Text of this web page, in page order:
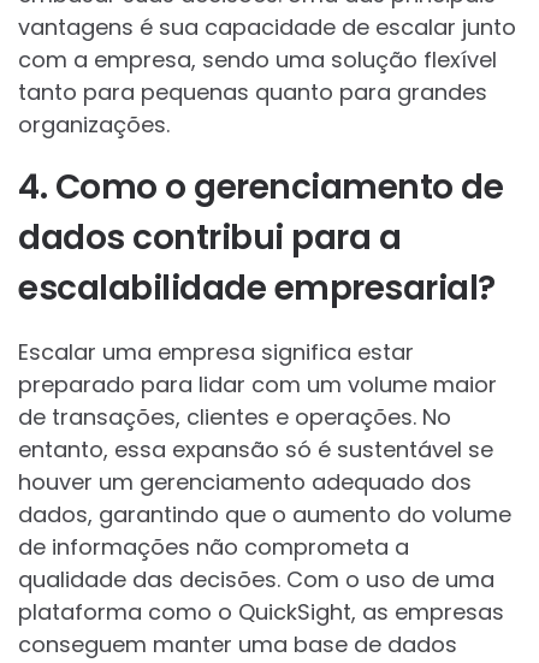
vantagens é sua capacidade de escalar junto
com a empresa, sendo uma solução flexível
tanto para pequenas quanto para grandes
organizações.
4. Como o gerenciamento de
dados contribui para a
escalabilidade empresarial?
Escalar uma empresa significa estar
preparado para lidar com um volume maior
de transações, clientes e operações. No
entanto, essa expansão só é sustentável se
houver um gerenciamento adequado dos
dados, garantindo que o aumento do volume
de informações não comprometa a
qualidade das decisões. Com o uso de uma
plataforma como o QuickSight, as empresas
conseguem manter uma base de dados